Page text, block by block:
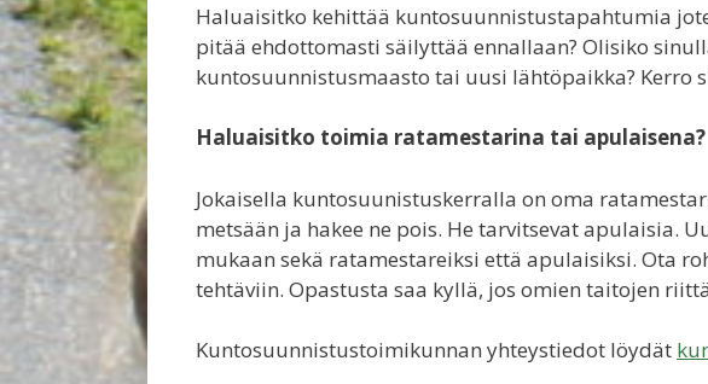
Haluaisitko kehittää kuntosuunnistustapahtumia
pitää ehdottomasti säilyttää ennallaan? Olisiko
kuntosuunnistusmaasto tai uusi lähtöpaikka?
Haluaisitko toimia ratamestarina tai apulaisena?
Jokaisella kuntosuunistuskerralla on oma
metsään ja hakee ne pois. He tarvitsevat apulaisia.
mukaan sekä ratamestareiksi että apulaisiksi. Ota
tehtäviin. Opastusta saa kyllä, jos omien taitojen
Kuntosuunnistustoimikunnan yhteystiedot löydät